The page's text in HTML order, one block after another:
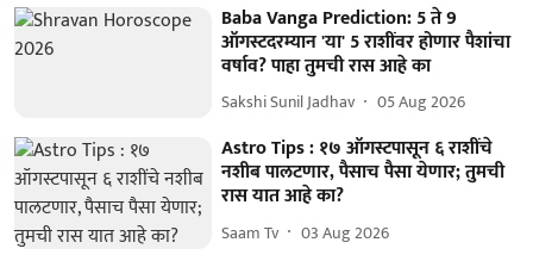
Baba Vanga Prediction: 5 ते 9
ऑगस्टदरम्यान 'या' 5 राशींवर होणार पैशांचा
वर्षाव? पाहा तुमची रास आहे का
Sakshi Sunil Jadhav 05 Aug 2026
Astro Tips : १७ ऑगस्टपासून ६ राशींचे
नशीब पालटणार, पैसाच पैसा येणार; तुमची
रास यात आहे का?
Saam Tv 03 Aug 2026